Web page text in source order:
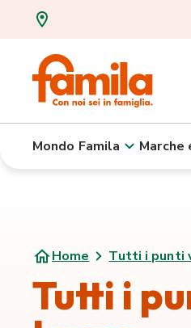
Mondo Famila
Home Tutti i punti
Tutti i